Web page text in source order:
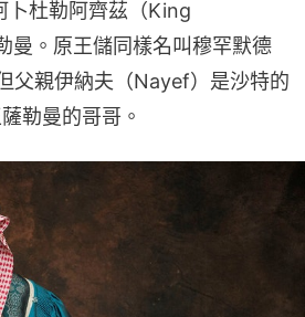
卜杜勒阿齊茲（King
曼。原王儲同樣名叫穆罕默德
父親伊納夫（Nayef）是沙特的
勒曼的哥哥。